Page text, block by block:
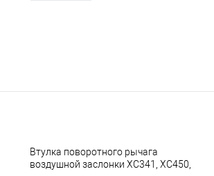
Втулка поворотного рычага
воздушной заслонки XC341, XC450,